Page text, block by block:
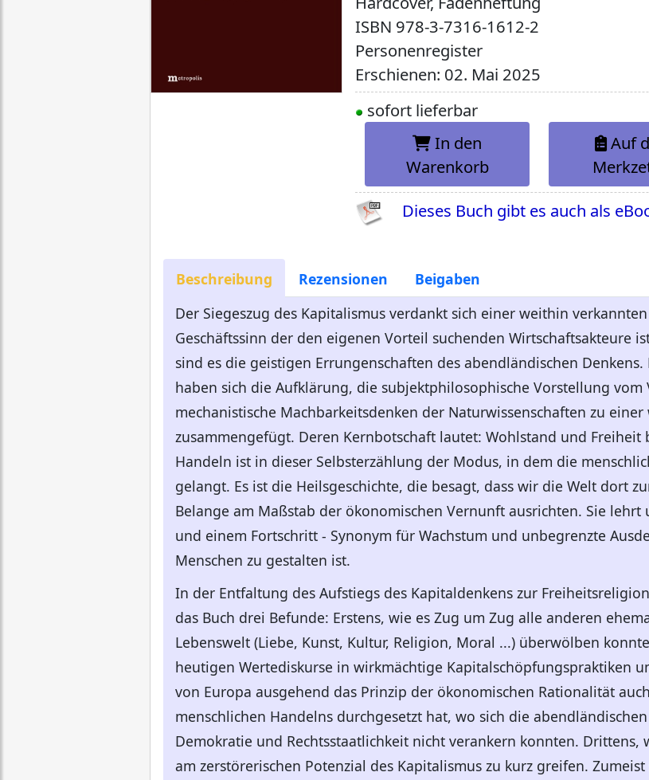
ISBN 978-3-7316-1612-2
Personenregister
Erschienen: 02. Mai 2025
sofort lieferbar
In den
Warenkorb
Auf den
Dieses Buch gibt es auch als
Beschreibung Rezensionen
Beigaben
Der Siegeszug des Kapitalismus verdankt sich einer weithin
Geschäftssinn der den eigenen Vorteil suchenden Wirtschaftsakteure
sind es die geistigen Errungenschaften des abendländischen
haben sich die Aufklärung, die subjektphilosophische Vorstellung
mechanistische Machbarkeitsdenken der Naturwissenschaften zu
zusammengefügt. Deren Kernbotschaft lautet: Wohlstand und Freiheit
Handeln ist in dieser Selbsterzählung der Modus, in dem die
gelangt. Es ist die Heilsgeschichte, die besagt, dass wir die Welt dort
Belange am Maßstab der ökonomischen Vernunft ausrichten. Sie lehrt
und einem Fortschritt - Synonym für Wachstum und unbegrenzte
Menschen zu gestalten ist.
In der Entfaltung des Aufstiegs des Kapitaldenkens zur
das Buch drei Befunde: Erstens, wie es Zug um Zug alle anderen
Lebenswelt (Liebe, Kunst, Kultur, Religion, Moral ...) überwölben
heutigen Wertediskurse in wirkmächtige Kapitalschöpfungspraktiken
von Europa ausgehend das Prinzip der ökonomischen Rationalität
menschlichen Handelns durchgesetzt hat, wo sich die
Demokratie und Rechtsstaatlichkeit nicht verankern konnten.
am zerstörerischen Potenzial des Kapitalismus zu kurz greifen.